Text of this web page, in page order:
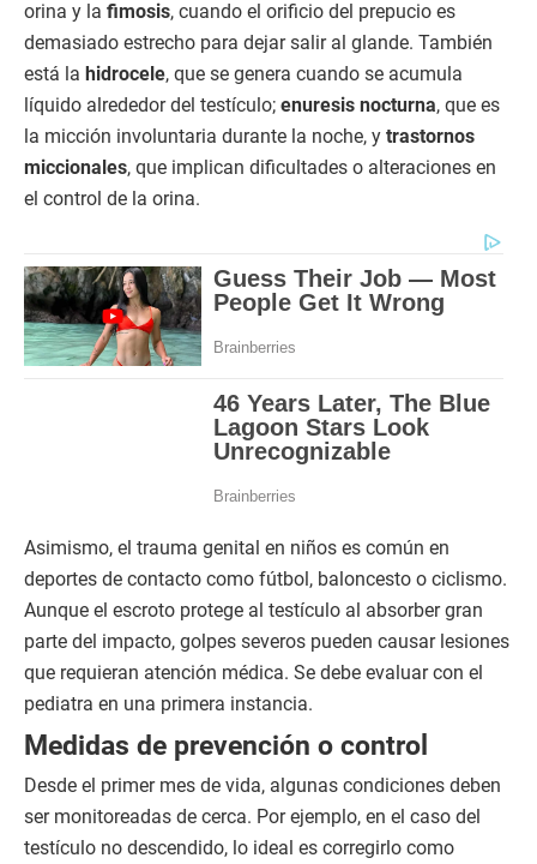
orina y la fimosis, cuando el orificio del prepucio es
demasiado estrecho para dejar salir al glande. También
está la hidrocele, que se genera cuando se acumula
líquido alrededor del testículo; enuresis nocturna, que es
la micción involuntaria durante la noche, y trastornos
miccionales, que implican dificultades o alteraciones en
el control de la orina.
Asimismo, el trauma genital en niños es común en
deportes de contacto como fútbol, baloncesto o ciclismo.
Aunque el escroto protege al testículo al absorber gran
parte del impacto, golpes severos pueden causar lesiones
que requieran atención médica. Se debe evaluar con el
pediatra en una primera instancia.
Medidas de prevención o control
Desde el primer mes de vida, algunas condiciones deben
ser monitoreadas de cerca. Por ejemplo, en el caso del
testículo no descendido, lo ideal es corregirlo como